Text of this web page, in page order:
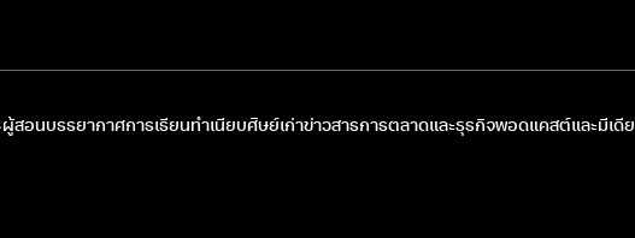
ผู้สอนบรรยากาศการเรียนทำเนียบศิษย์เก่าข่าวสารการตลาดและธุรกิจพอดแคสต์และมีเดีย